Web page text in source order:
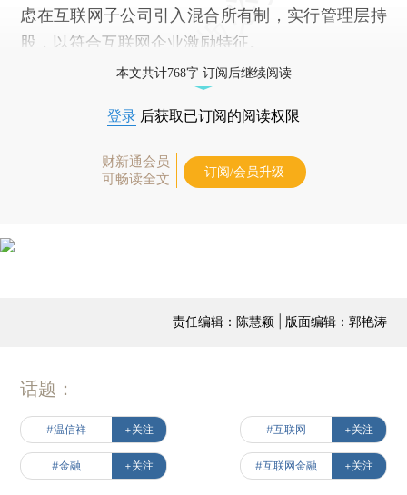
虑在互联网子公司引入混合所有制，实行管理层持
股，以符合互联网企业激励特征。
本文共计768字 订阅后继续阅读
登录 后获取已订阅的阅读权限
财新通会员
可畅读全文
订阅/会员升级
责任编辑：陈慧颖 | 版面编辑：郭艳涛
话题：
#温信祥 +关注 #互联网 +关注
#金融 +关注 #互联网金融 +关注